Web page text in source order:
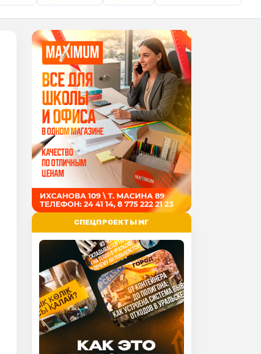
СПЕЦПРОЕКТЫ МГ